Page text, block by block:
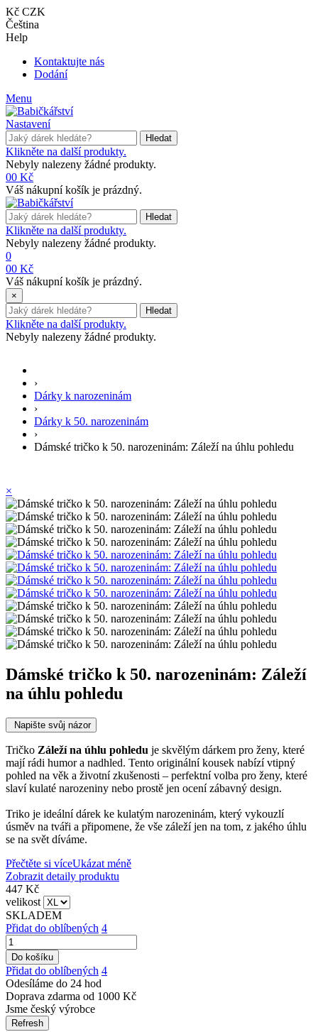
Kč CZK
Čeština
Help
Kontaktujte nás
Dodání
Menu
Nastavení
Hledat
Klikněte na další produkty.
Nebyly nalezeny žádné produkty.
00 Kč
Váš nákupní košík je prázdný.
Hledat
Klikněte na další produkty.
Nebyly nalezeny žádné produkty.
0
00 Kč
Váš nákupní košík je prázdný.
×
Hledat
Klikněte na další produkty.
Nebyly nalezeny žádné produkty.
›
Dárky k narozeninám
›
Dárky k 50. narozeninám
›
Dámské tričko k 50. narozeninám: Záleží na úhlu pohledu
×
Dámské tričko k 50. narozeninám: Záleží
na úhlu pohledu
Napište svůj názor
Tričko Záleží na úhlu pohledu je skvělým dárkem pro ženy, které
mají rádi humor a nadhled. Tento originální kousek nabízí vtipný
pohled na věk a životní zkušenosti – perfektní volba pro ženy, které
slaví kulaté narozeniny nebo prostě jen ocení zábavný design.
Triko je ideální dárek ke kulatým narozeninám, který vykouzlí
úsměv na tváři a připomene, že vše záleží jen na tom, z jakého úhlu
se na svět díváme.
Přečtěte si víceUkázat méně
Zobrazit detaily produktu
447 Kč
velikost
SKLADEM
Přidat do oblíbených 4
Do košíku
Přidat do oblíbených 4
Odesíláme do 24 hod
Doprava zdarma od 1000 Kč
Jsme český výrobce